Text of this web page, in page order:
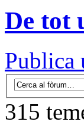
De tot
Publica
315